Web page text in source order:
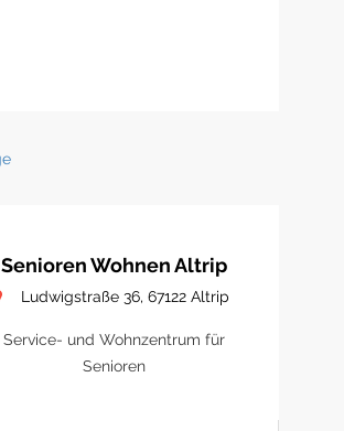
Senioren Wohnen Altrip
Ludwigstraße 36, 67122 Altrip
Service- und Wohnzentrum für
Senioren